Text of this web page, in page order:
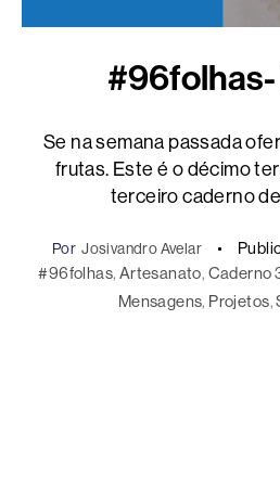
#96folhas-
Se na semana passada
frutas. Este é o décimo
terceiro caderno
Por Josivandro Avelar
#96folhas, Artesanato, Caderno
Mensagens, Projetos,